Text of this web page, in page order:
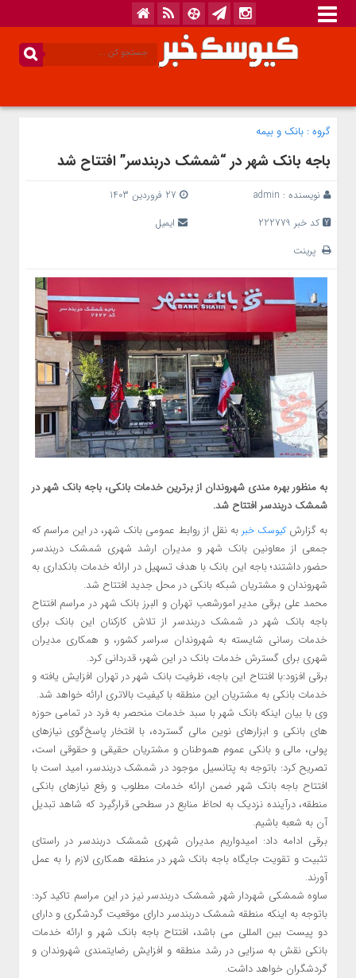
گروه : بانک‌ و بیمه
باجه بانک شهر در “شمشک دربندسر” افتتاح شد
نویسنده : admin
کد خبر 222779
ایمیل
پرینت
به منظور بهره مندی شهروندان از برترین خدمات بانکی، باجه بانک شهر در
شمشک دربندسر افتتاح شد.
به گزارش کیوسک خبر به نقل از روابط عمومی بانک شهر، در این مراسم که
جمعی از معاونین بانک شهر و مدیران ارشد شهری شمشک دربندسر
حضور داشتند؛ باجه این بانک با هدف تسهیل در ارائه خدمات بانکداری به
شهروندان و مشتریان شبکه بانکی در محل جدید افتتاح شد.
محمد علی برقی مدیر امورشعب تهران و البرز بانک شهر در مراسم افتتاح
باجه بانک شهر در شمشک دربندسر از تلاش کارکنان این بانک برای
خدمات رسانی شایسته به شهروندان سراسر کشور، و همکاری مدیران
شهری برای گسترش خدمات بانک در این شهر، قدردانی کرد.
برقی افزود:با افتتاح این باجه، ظرفیت بانک شهر در تهران افزایش یافته و
خدمات بانکی به مشتریان این منطقه با کیفیت بالاتری ارائه خواهد شد.
وی با بیان اینکه بانک شهر با سبد خدمات منحصر به فرد در تمامی حوزه
های بانکی و ابزارهای نوین مالی گسترده، با افتخار پاسخ‌گوی نیازهای
پولی، مالی و بانکی عموم هموطنان و مشتریان حقیقی و حقوقی است،
تصریح کرد: باتوجه به پتانسیل موجود در شمشک دربندسر، امید است با
افتتاح باجه بانک شهر ضمن ارائه خدمات مطلوب و رفع نیازهای بانکی
منطقه، درآینده نزدیک به لحاظ منابع در سطحی قرارگیرد که شاهد تبدیل
آن به شعبه باشیم.
برقی ادامه داد: امیدواریم مدیران شهری شمشک دربندسر در راستای
تثبیت و تقویت جایگاه باجه بانک شهر در منطقه همکاری لازم را به عمل
آورند.
ساوه شمشکی شهردار شهر شمشک دربندسر نیز در این مراسم تاکید کرد:
باتوجه به اینکه منطقه شمشک دربندسر دارای موقعیت گردشگری و دارای
دو پیست بین المللی می باشد، افتتاح باجه بانک شهر و ارائه خدمات
بانکی نقش به سزایی در رشد منطقه و افزایش رضایتمندی شهروندان و
گردشگران خواهد داشت.